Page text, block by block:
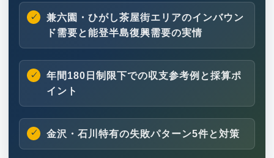
兼六園・ひがし茶屋街エリアのインバウン
ド需要と能登半島復興需要の実情
年間180日制限下での収支参考例と採算ポ
イント
金沢・石川特有の失敗パターン5件と対策